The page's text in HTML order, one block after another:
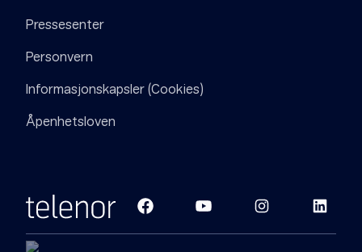
Pressesenter
Personvern
Informasjonskapsler (Cookies)
Åpenhetsloven